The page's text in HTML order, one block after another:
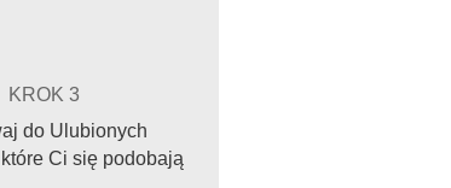
KROK 3
do Ulubionych
Ci się podobają